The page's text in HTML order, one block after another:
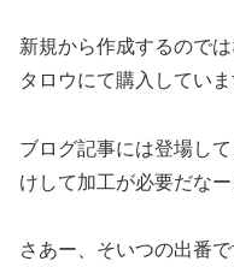
新規から作成するので
タロウにて購入していま
ブログ記事には登場し
けして加工が必要だなー
さあー、そいつの出番で